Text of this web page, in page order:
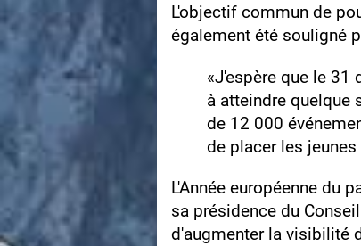
L'objectif commun de
également été souligné
«J'espère que le 31
à atteindre quelque
de 12 000
de placer les
L'Année européenne du
sa présidence du
d'augmenter la visibilité